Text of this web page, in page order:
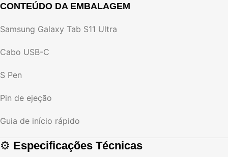
CONTEÚDO DA EMBALAGEM
Samsung Galaxy Tab S11 Ultra
Cabo USB-C
S Pen
Pin de ejeção
Guia de início rápido
⚙️ Especificações Técnicas